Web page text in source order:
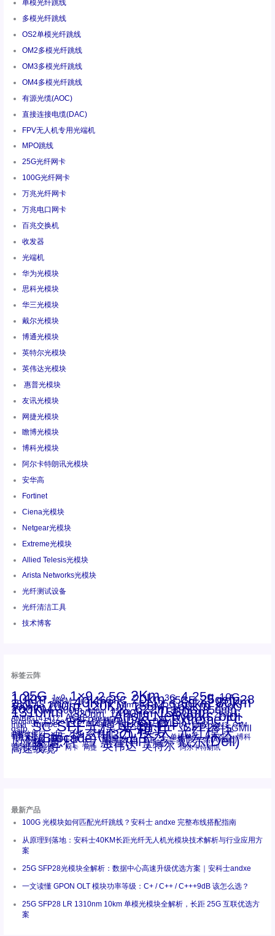
单模光纤跳线
多模光纤跳线
OS2单模光纤跳线
OM2多模光纤跳线
OM3多模光纤跳线
OM4多模光纤跳线
有源光缆(AOC)
直接连接电缆(DAC)
FPV无人机专用光端机
MPO跳线
25G光纤网卡
100G光纤网卡
万兆光纤网卡
万兆电口网卡
百兆交换机
收发器
光端机
华为光模块
思科光模块
华三光模块
戴尔光模块
博通光模块
英特尔光模块
英伟达光模块
惠普光模块
友讯光模块
网捷光模块
瞻博光模块
博科光模块
阿尔卡特朗讯光模块
安华高
Fortinet
Ciena光模块
Netgear光模块
Extreme光模块
Allied Telesis光模块
Arista Networks光模块
光纤测试设备
光纤清洁工具
技术博客
标签云阵
1.25G 1x9 1×9 2.5G 2Km 3G 4.25g 10G
10km 15KM 16G 16GFC 20km 25GE 25gsfp28
28.05G 30km 40Km 50m 53.125G 60km 80km
100km 100m 120KM 155M 160km 200G
200KM 300m 400m 550m 622m 800G 850nm
1310nm 1330nm 1490nm 1550nm 2500m
ANBR-1414TZ AOC Arista Arista Networks bidi
Brocade Cisco CSFP光模块 DAC Dell Extreme FC
Intel Juniper LC MPO-LC Netgear NVIDIA OM2 OM3 OM4
qsfp SC SFF光模块 SFP+ SFP28 SGMII
st螺纹接口 xfp 万兆 交换机 光模块 光纤模块
千兆光模块 华三 华三(H3C) 华为 单模单芯 单模双芯 博科
博科(Brocade) 博通 友讯 多模 安华高 安华高(Avago)
工业级 思科 惠普 惠普(HP) 戴尔 戴尔(Dell)
百兆 瞻博 网卡 网捷 英伟达 英特尔 阿尔卡特朗讯
高速线缆
最新产品
100G 光模块如何匹配光纤跳线？安科士 andxe 完整布线搭配指南
从原理到落地：安科士40KM长距光纤无人机光模块技术解析与行业应用方
案
25G SFP28光模块全解析：数据中心高速升级优选方案｜安科士andxe
一文读懂 GPON OLT 模块功率等级：C+ / C++ / C+++9dB 该怎么选？
25G SFP28 LR 1310nm 10km 单模光模块全解析，长距 25G 互联优选方
案